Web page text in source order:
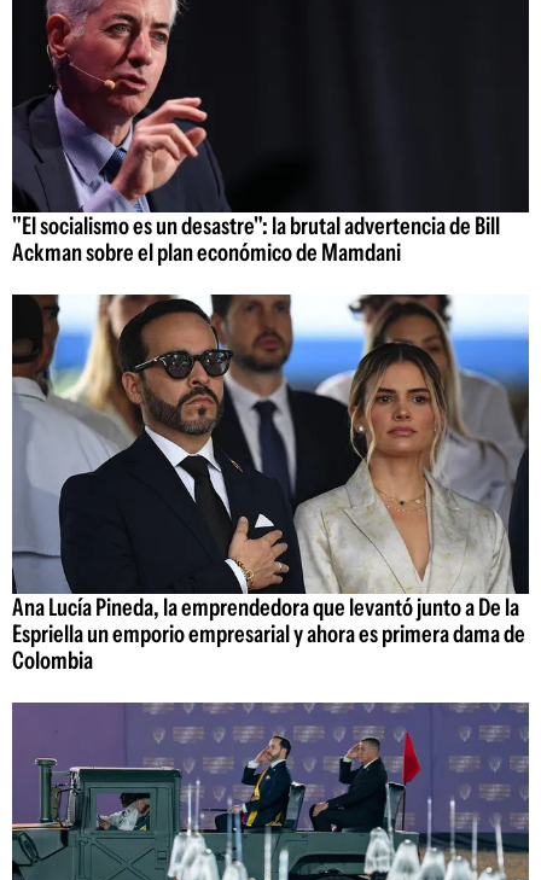
"El socialismo es un desastre": la brutal advertencia de Bill
Ackman sobre el plan económico de Mamdani
Ana Lucía Pineda, la emprendedora que levantó junto a De la
Espriella un emporio empresarial y ahora es primera dama de
Colombia